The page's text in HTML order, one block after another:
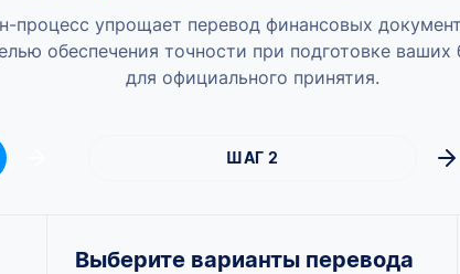
процесс упрощает перевод финансовых
обеспечения точности при подготовке ваших
для официального принятия.
ШАГ 2
Выберите варианты перевода